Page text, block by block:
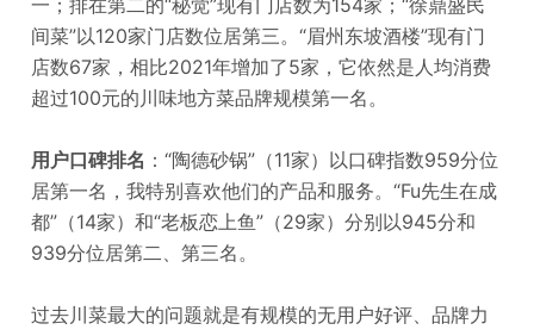
间菜”以120家门店数位居第三。“眉州东坡酒楼”现有门
店数67家，相比2021年增加了5家，它依然是人均消费
超过100元的川味地方菜品牌规模第一名。
用户口碑排名 ：“陶德砂锅”（11家）以口碑指数959分位
居第一名，我特别喜欢他们的产品和服务。“Fu先生在成
都”（14家）和“老板恋上鱼”（29家）分别以945分和
939分位居第二、第三名。
过去川菜最大的问题就是有规模的无用户好评、品牌力